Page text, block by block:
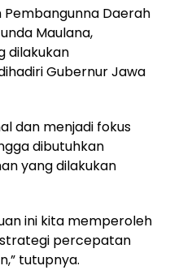
Daerah
Maulana,
dilakukan
Gubernur Jawa
dan menjadi fokus
dibutuhkan
yang dilakukan
ini kita memperoleh
percepatan
tutupnya.